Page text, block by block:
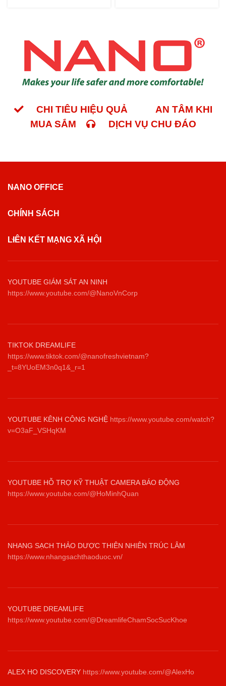
CHI TIÊU HIỆU QUẢ
AN TÂM KHI
MUA SẮM
DỊCH VỤ CHU ĐÁO
NANO OFFICE
CHÍNH SÁCH
LIÊN KẾT MẠNG XÃ HỘI
YOUTUBE GIÁM SÁT AN NINH
https://www.youtube.com/@NanoVnCorp
TIKTOK DREAMLIFE
https://www.tiktok.com/@nanofreshvietnam?
_t=8YUoEM3n0q1&_r=1
YOUTUBE KÊNH CÔNG NGHỆ https://www.youtube.com/watch?
v=O3aF_VSHqKM
YOUTUBE HỖ TRỢ KỸ THUẬT CAMERA BÁO ĐỘNG
https://www.youtube.com/@HoMinhQuan
NHANG SẠCH THẢO DƯỢC THIÊN NHIÊN TRÚC LÂM
https://www.nhangsachthaoduoc.vn/
YOUTUBE DREAMLIFE
https://www.youtube.com/@DreamlifeChamSocSucKhoe
ALEX HO DISCOVERY https://www.youtube.com/@AlexHo